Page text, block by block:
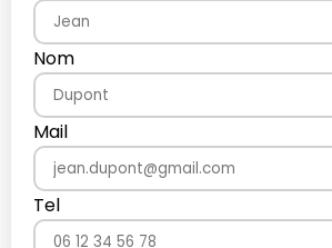
Nom
Mail
Tel